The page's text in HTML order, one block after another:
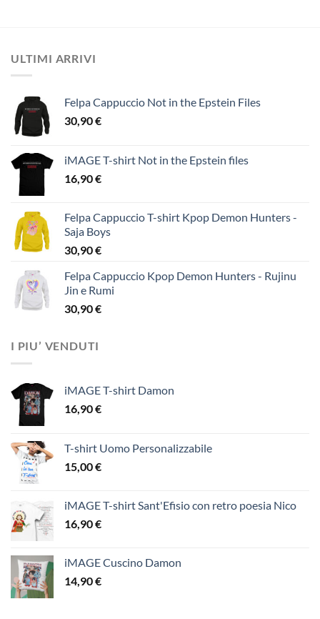
ULTIMI ARRIVI
Felpa Cappuccio Not in the Epstein Files
30,90€
iMAGE T-shirt Not in the Epstein files
16,90€
Felpa Cappuccio T-shirt Kpop Demon Hunters -
Saja Boys
30,90€
Felpa Cappuccio Kpop Demon Hunters - Rujinu
Jin e Rumi
30,90€
I PIU’ VENDUTI
iMAGE T-shirt Damon
16,90€
T-shirt Uomo Personalizzabile
15,00€
iMAGE T-shirt Sant'Efisio con retro poesia Nico
16,90€
iMAGE Cuscino Damon
14,90€